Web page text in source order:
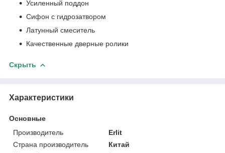
Усиленный поддон
Сифон с гидрозатвором
Латунный смеситель
Качественные дверные ролики
Скрыть
Характеристики
Основные
Производитель
Erlit
Страна производитель
Китай